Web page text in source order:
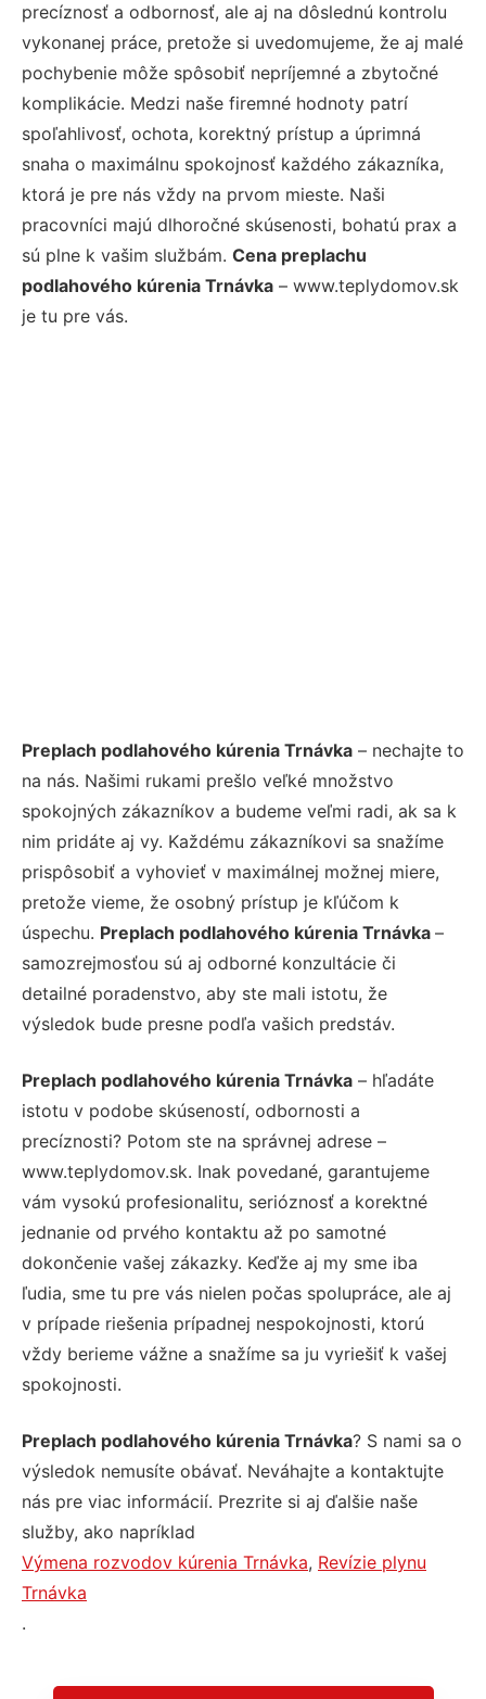
precíznosť a odbornosť, ale aj na dôslednú kontrolu
vykonanej práce, pretože si uvedomujeme, že aj malé
pochybenie môže spôsobiť nepríjemné a zbytočné
komplikácie. Medzi naše firemné hodnoty patrí
spoľahlivosť, ochota, korektný prístup a úprimná
snaha o maximálnu spokojnosť každého zákazníka,
ktorá je pre nás vždy na prvom mieste. Naši
pracovníci majú dlhoročné skúsenosti, bohatú prax a
sú plne k vašim službám. Cena preplachu
podlahového kúrenia Trnávka – www.teplydomov.sk
je tu pre vás.
Preplach podlahového kúrenia Trnávka – nechajte to
na nás. Našimi rukami prešlo veľké množstvo
spokojných zákazníkov a budeme veľmi radi, ak sa k
nim pridáte aj vy. Každému zákazníkovi sa snažíme
prispôsobiť a vyhovieť v maximálnej možnej miere,
pretože vieme, že osobný prístup je kľúčom k
úspechu. Preplach podlahového kúrenia Trnávka –
samozrejmosťou sú aj odborné konzultácie či
detailné poradenstvo, aby ste mali istotu, že
výsledok bude presne podľa vašich predstáv.
Preplach podlahového kúrenia Trnávka – hľadáte
istotu v podobe skúseností, odbornosti a
precíznosti? Potom ste na správnej adrese –
www.teplydomov.sk. Inak povedané, garantujeme
vám vysokú profesionalitu, serióznosť a korektné
jednanie od prvého kontaktu až po samotné
dokončenie vašej zákazky. Keďže aj my sme iba
ľudia, sme tu pre vás nielen počas spolupráce, ale aj
v prípade riešenia prípadnej nespokojnosti, ktorú
vždy berieme vážne a snažíme sa ju vyriešiť k vašej
spokojnosti.
Preplach podlahového kúrenia Trnávka? S nami sa o
výsledok nemusíte obávať. Neváhajte a kontaktujte
nás pre viac informácií. Prezrite si aj ďalšie naše
služby, ako napríklad
Výmena rozvodov kúrenia Trnávka, Revízie plynu
Trnávka
.